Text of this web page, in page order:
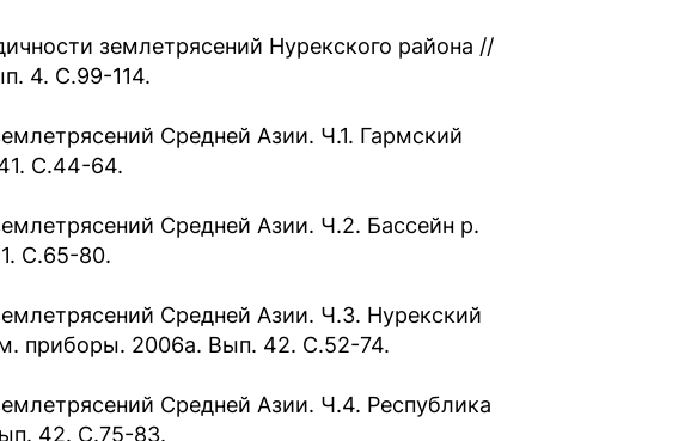
землетрясений Нурекского района //
4. С.99-114.
Средней Азии. Ч.1. Гармский
С.44-64.
Средней Азии. Ч.2. Бассейн р.
С.65-80.
Средней Азии. Ч.3. Нурекский
приборы. 2006а. Вып. 42. С.52-74.
Средней Азии. Ч.4. Республика
42. С.75-83.